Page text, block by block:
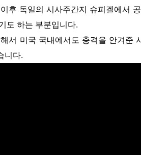
후 독일의 시사주간지 슈피겔에서
도 하는 부분입니다.
니다.